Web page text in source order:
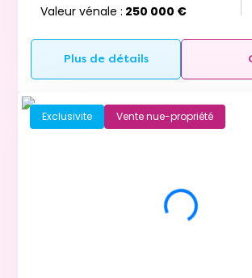
Valeur vénale : 250 000 €
Plus de détails
Exclusivite Vente nue-propriété